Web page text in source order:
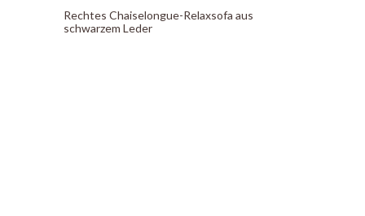
Rechtes Chaiselongue-Relaxsofa aus
schwarzem Leder